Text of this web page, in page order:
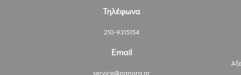
Τηλέφωνα
210-9315154
Email
service@panora.gr